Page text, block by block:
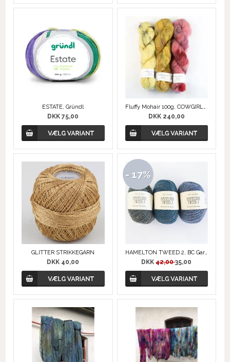
ESTATE, Gründl
DKK 75,00
Fluffy Mohair 100g, COWGIRLBLUES
DKK 240,00
GLITTER STRIKKEGARN
DKK 40,00
- 17%
HAMELTON TWEED 2, BC Garn
DKK42,0035,00